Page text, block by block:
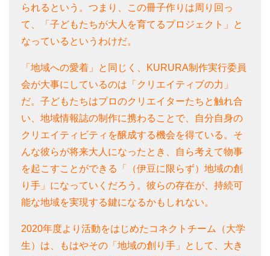
られるという。つまり、この冊子作りは周り回っ
て、「子どもたちが大人を育てるプロジェクト」と
なっているというわけだ。
「地域への愛着」と同じく、KURURA制作実行委員
会が大事にしているのは「クリエイティブの力」
だ。子どもたちはプロのクリエイターたちと触れ合
い、地域情報誌の制作に携わることで、自分自身の
クリエイティビティを醸成する機会を得ている。そ
んな彼らが将来大人になったとき、自ら考えて物事
を起こすことができる「（伊豆に限らず）地域の創
り手」になっていくだろう。彼らの存在が、持続可
能な地域を実現する鍵になるかもしれない。
2020年度より活動をはじめたコネクトチーム（大学
生）は、もはやその「地域の創り手」として、大き